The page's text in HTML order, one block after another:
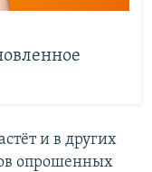
и в других
опрошенных